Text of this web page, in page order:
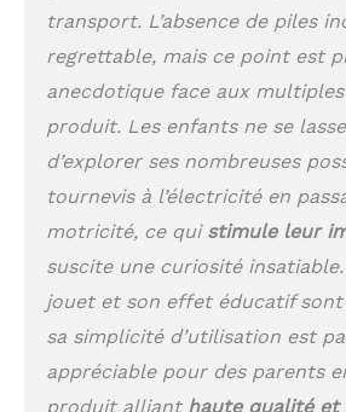
Idéal pour
la
faciles à
à ranger.
tournevis
pas
2 piles
pour que
puissent
profiter
parents
détendre
transport. L’absence de piles
regrettable, mais ce point est
anecdotique face aux
produit. Les enfants ne se
d’explorer ses nombreuses
tournevis à l’électricité en
motricité, ce qui stimule leur
suscite une curiosité
jouet et son effet éducatif sont
sa simplicité d’utilisation est
appréciable pour des parents
produit alliant haute qualité et